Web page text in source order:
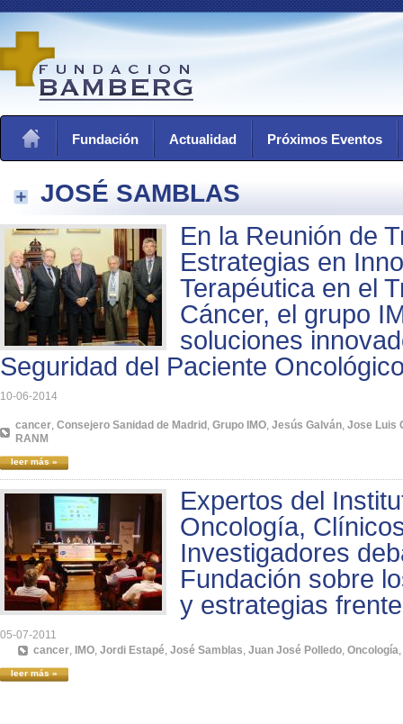
Fundación Actualidad Próximos Eventos
JOSÉ SAMBLAS
En la Reunión de
Estrategias en
Terapéutica en el
Cáncer, el grupo
soluciones
Seguridad del Paciente
10-06-2014
cancer, Consejero Sanidad de Madrid , Grupo IMO, Jesús Galván, Jose Luis
RANM
leer más »
Expertos del
Oncología,
Investigadores
Fundación sobre
y estrategias
05-07-2011
cancer, IMO, Jordi Estapé, José Samblas, Juan José Polledo, Oncología,
leer más »